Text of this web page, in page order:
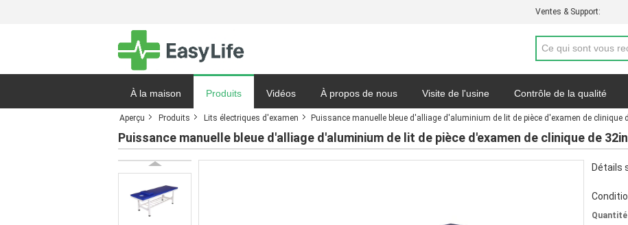
Ventes & Support:
À la maison Produits Vidéos À propos de nous Visite de l'usine Contrôle de la qualité
Demande de soumission Nouvelles Carte du site Politique de
Aperçu Produits Lits électriques d'examen Puissance manuelle bleue d'alliage d'aluminium de lit de pièce d'examen de clinique
Puissance manuelle bleue d'alliage d'aluminium de lit de pièce d'examen de clinique de 32in
Détails